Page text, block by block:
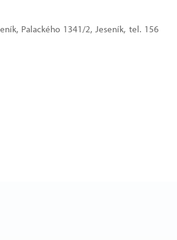
Palackého 1341/2, Jeseník, tel. 156